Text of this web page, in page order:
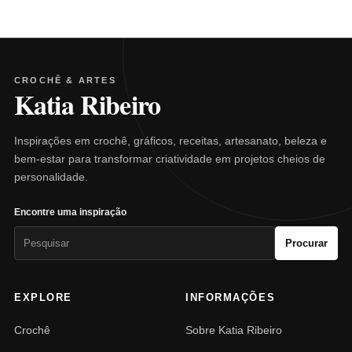
CROCHÊ & ARTES
Katia Ribeiro
Inspirações em crochê, gráficos, receitas, artesanato, beleza e
bem-estar para transformar criatividade em projetos cheios de
personalidade.
Encontre uma inspiração
Procurar
EXPLORE
Crochê
INFORMAÇÕES
Sobre Katia Ribeiro